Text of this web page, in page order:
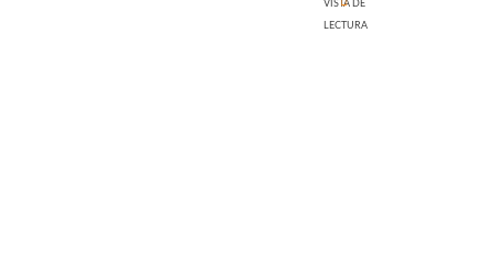
VISTA DE
LECTURA